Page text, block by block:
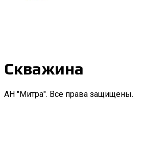
Скважина
АН "Митра". Все права защищены.